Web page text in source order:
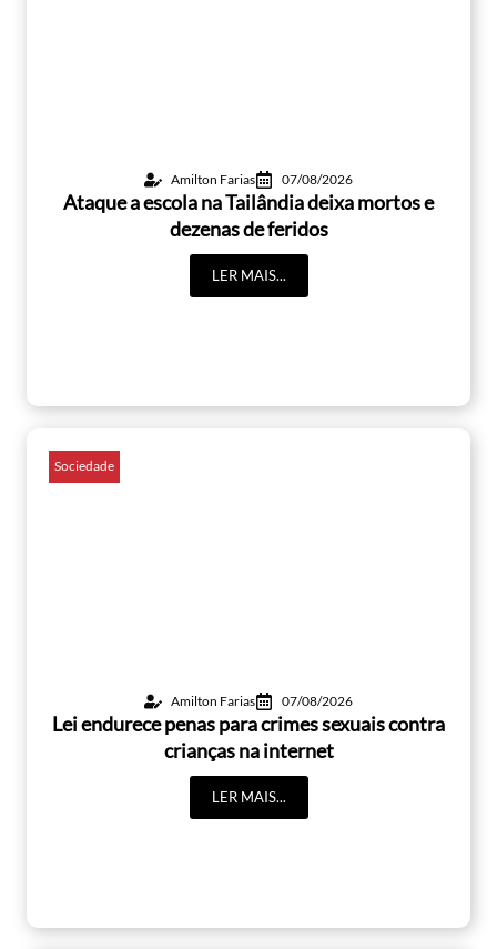
Amilton Farias 07/08/2026
Ataque a escola na Tailândia deixa mortos e
dezenas de feridos
LER MAIS...
Sociedade
Amilton Farias 07/08/2026
Lei endurece penas para crimes sexuais contra
crianças na internet
LER MAIS...